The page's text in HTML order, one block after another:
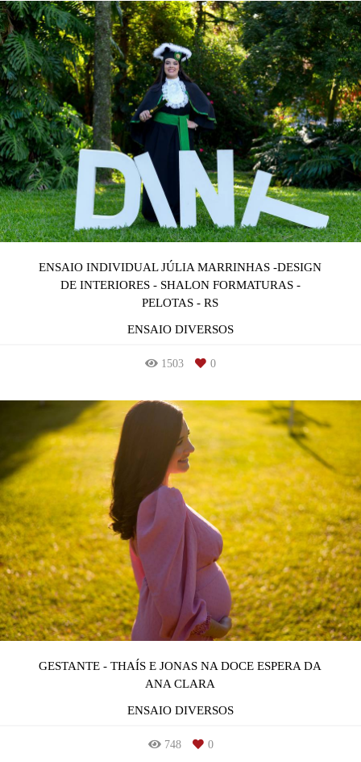
ENSAIO INDIVIDUAL JÚLIA MARRINHAS -DESIGN
DE INTERIORES - SHALON FORMATURAS -
PELOTAS - RS
ENSAIO DIVERSOS
1503 0
GESTANTE - THAÍS E JONAS NA DOCE ESPERA DA
ANA CLARA
ENSAIO DIVERSOS
748 0